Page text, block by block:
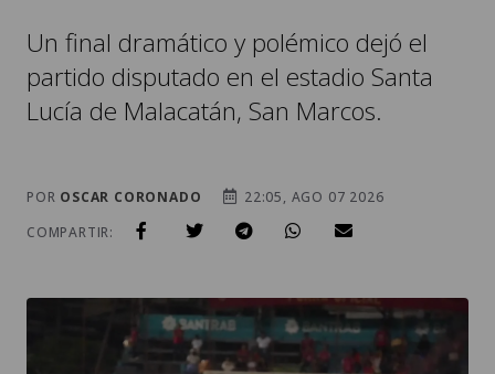
Un final dramático y polémico dejó el
partido disputado en el estadio Santa
Lucía de Malacatán, San Marcos.
POR OSCAR CORONADO
22:05, AGO 07 2026
COMPARTIR: